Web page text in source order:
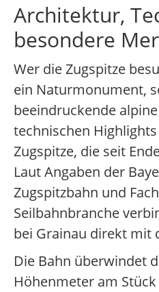
Architektur,
besondere
Wer die Zugspitze
ein Naturmonument,
beeindruckende
technischen
Zugspitze, die seit
Laut Angaben der
Zugspitzbahn und
Seilbahnbranche
bei Grainau direkt mit
Die Bahn überwindet
Höhenmeter am